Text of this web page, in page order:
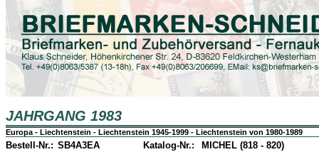
JAHRGANG 1983
Europa - Liechtenstein - Liechtenstein 1945-1999 - Liechtenstein von 1980-1989
Bestell-Nr.: SB4A3EA Katalog-Nr.: MICHEL (818 - 820)